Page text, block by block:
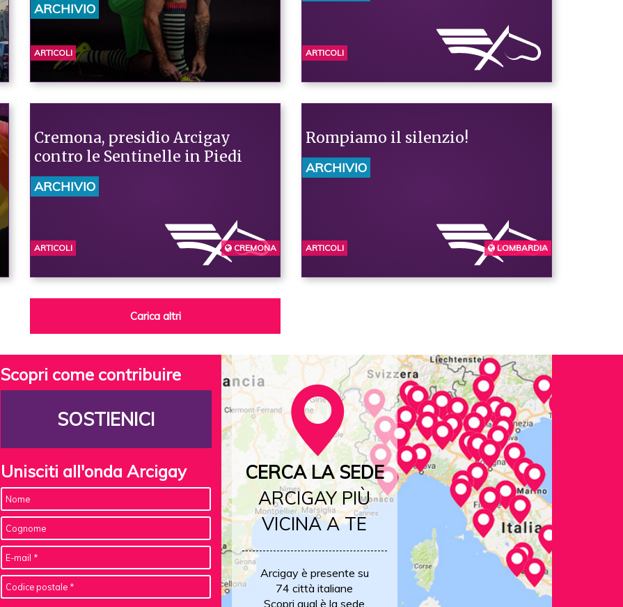
ARCHIVIO
ARTICOLI ARTICOLI
Cremona, presidio Arcigay
contro le Sentinelle in Piedi
ARCHIVIO
ARTICOLI CREMONA
Rompiamo il silenzio!
ARCHIVIO
ARTICOLI BERGAMO
LOMBARDIA
Carica altri
Scopri come contribuire
SOSTIENICI
Unisciti all'onda Arcigay
CERCA LA SEDE
ARCIGAY PIÙ
VICINA A TE
Arcigay è presente su
74 città italiane
Scopri qual è la sede